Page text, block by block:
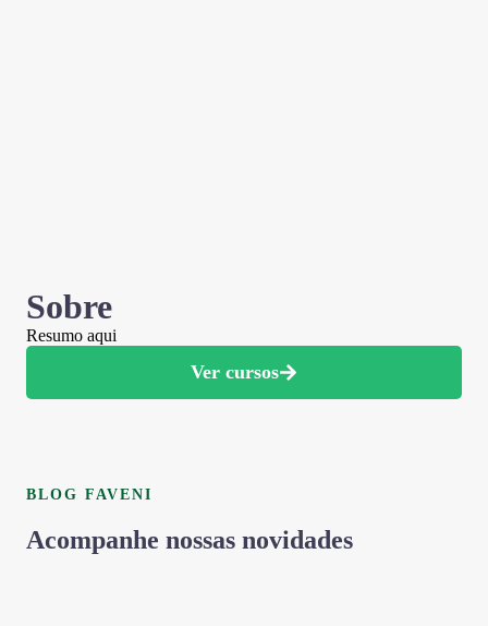
Sobre
Resumo aqui
Ver cursos
BLOG FAVENI
Acompanhe nossas novidades